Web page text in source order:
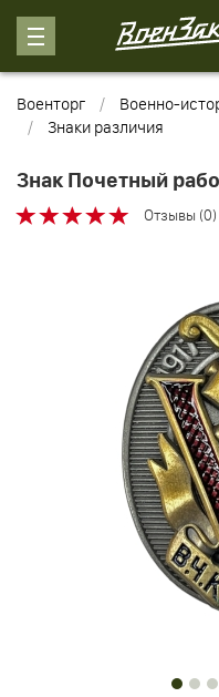
Военторг
Военно-
Знаки различия
Знак Почетный
Отзывы (0)